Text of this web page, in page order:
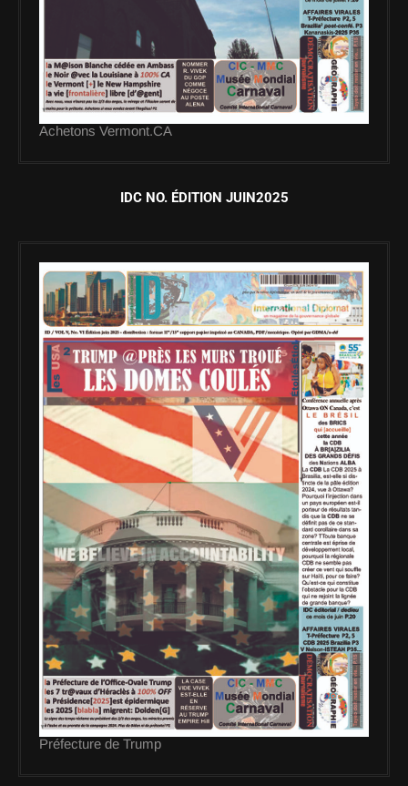
Achetons Vermont.CA
IDC NO. ÉDITION JUIN2025
Préfecture de Trump